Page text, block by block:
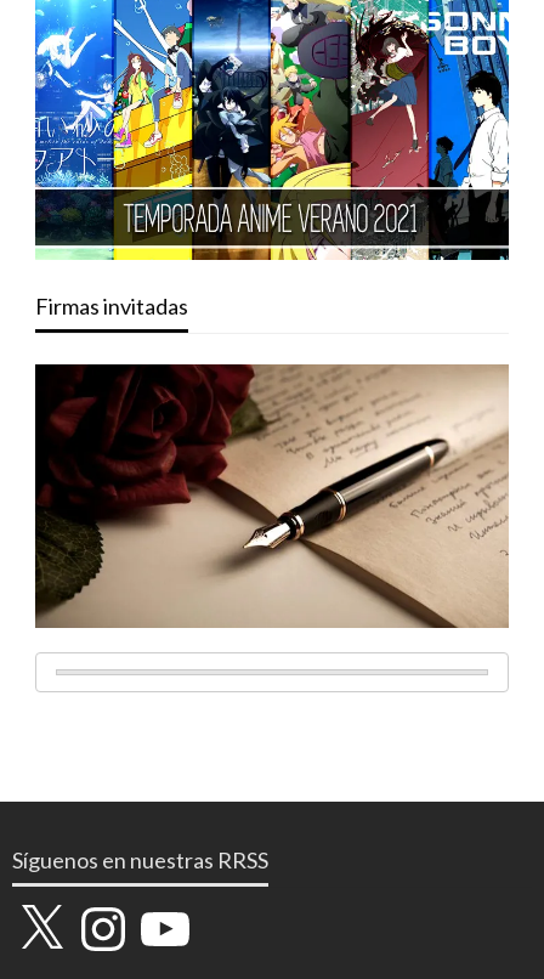
Firmas invitadas
Síguenos en nuestras RRSS
X InstagramYouTube